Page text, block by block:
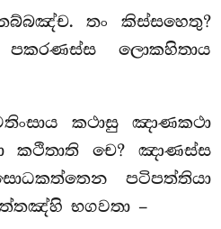
තං කිස්සහෙතු?
පකරණස්ස ලොකහිතාය
කථාසු ඤාණකථා
කථිතාති චෙ? ඤාණස්ස
පටිපත්තියා
භගවතා –